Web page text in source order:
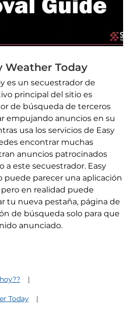
Weather Today
es un secuestrador de
principal del sitio es
de búsqueda de terceros
empujando anuncios en su
usa los servicios de Easy
encontrar muchas
anuncios patrocinados
este secuestrador. Easy
puede parecer una aplicación
en realidad puede
tu nueva pestaña, página de
de búsqueda solo para que
anunciado.
Today